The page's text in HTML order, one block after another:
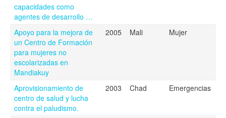
capacidades como
agentes de desarrollo …
Apoyo para la mejora de
un Centro de Formación
para mujeres no
escolarizadas en
Mandiakuy
2005 Mali Mujer
Aprovisionamiento de
centro de salud y lucha
contra el paludismo.
2003 Chad Emergencias